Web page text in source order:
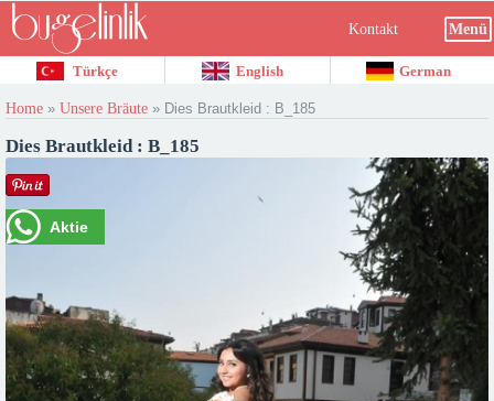
Kontakt Menü
Türkçe English German
Home » Unsere Bräute » Dies Brautkleid : B_185
Dies Brautkleid : B_185
Aktie